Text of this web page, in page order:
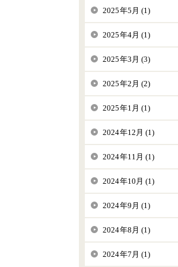
2025年5月 (1)
2025年4月 (1)
2025年3月 (3)
2025年2月 (2)
2025年1月 (1)
2024年12月 (1)
2024年11月 (1)
2024年10月 (1)
2024年9月 (1)
2024年8月 (1)
2024年7月 (1)